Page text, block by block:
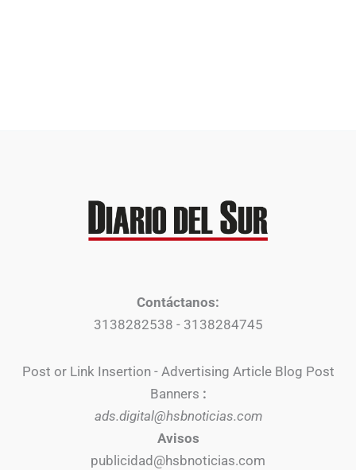
Contáctanos:
3138282538 - 3138284745
Post or Link Insertion - Advertising Article Blog Post
Banners :
ads.digital@hsbnoticias.com
Avisos
publicidad@hsbnoticias.com